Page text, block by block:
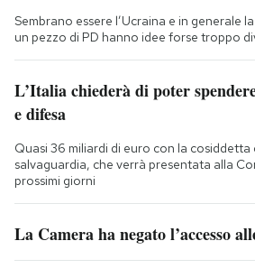
Sembrano essere l’Ucraina e in generale
un pezzo di PD hanno idee forse troppo
L’Italia chiederà di poter
e difesa
Quasi 36 miliardi di euro con la cosiddetta
salvaguardia, che verrà presentata alla
prossimi giorni
La Camera ha negato l’accesso